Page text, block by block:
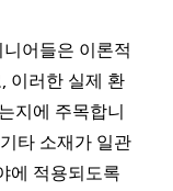
어들은 이론적
이러한 실제 환
지에 주목합니
타 소재가 일관
에 적용되도록